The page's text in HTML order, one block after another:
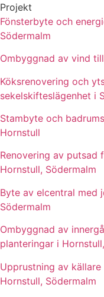
Projekt
Fönsterbyte och
Södermalm
Ombyggnad av vind
Köksrenovering och
sekelskifteslägenhet i
Stambyte och
Hornstull
Renovering av putsad
Hornstull, Södermalm
Byte av elcentral med
Södermalm
Ombyggnad av
planteringar i
Upprustning av
Hornstull, Södermalm